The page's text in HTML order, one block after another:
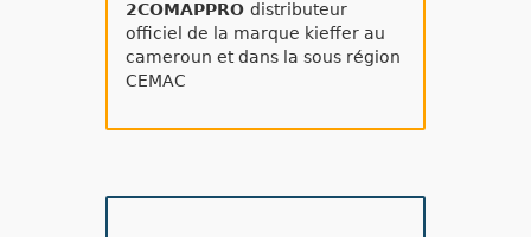
2COMAPPRO distributeur
officiel de la marque kieffer au
cameroun et dans la sous région
CEMAC